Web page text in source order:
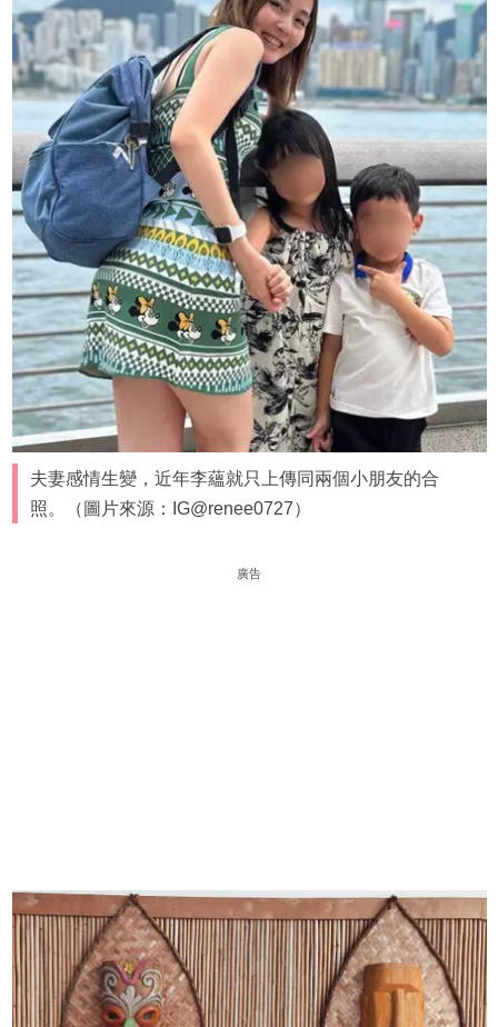
夫妻感情生變，近年李蘊就只上傳同兩個小朋友的合
照。（圖片來源：IG@renee0727）
廣告